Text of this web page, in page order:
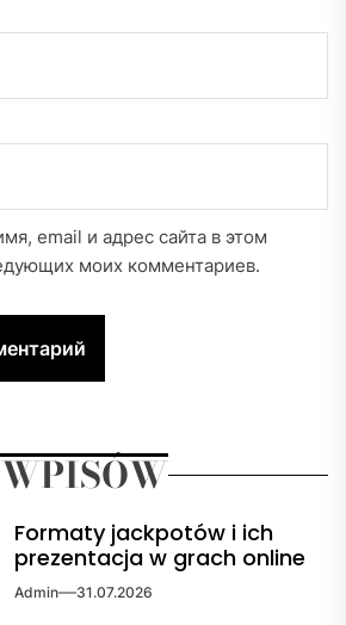
email и адрес сайта в этом
моих комментариев.
Formaty jackpotów i ich
prezentacja w grach online
Admin 31.07.2026